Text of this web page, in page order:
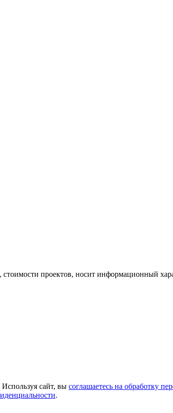
проектов, носит информационный
сайт, вы соглашаетесь на обработку
.